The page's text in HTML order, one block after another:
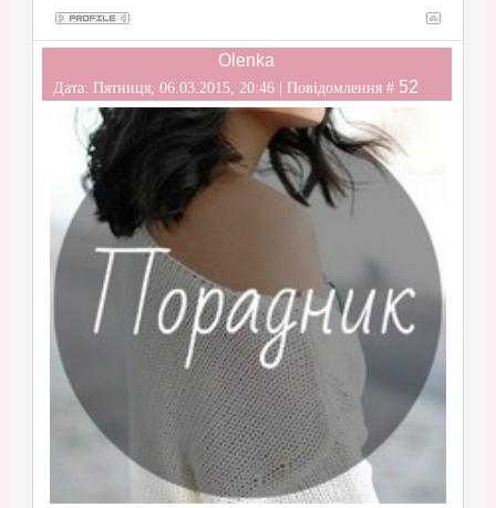
Olenka
Дата: Пятниця, 06.03.2015, 20:46 | Повідомлення # 52